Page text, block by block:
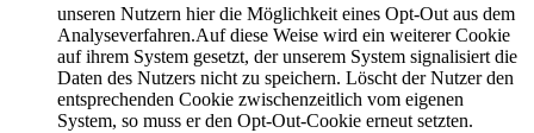
unseren Nutzern hier die Möglichkeit eines Opt-Out aus dem
Analyseverfahren.Auf diese Weise wird ein weiterer Cookie
auf ihrem System gesetzt, der unserem System signalisiert die
Daten des Nutzers nicht zu speichern. Löscht der Nutzer den
entsprechenden Cookie zwischenzeitlich vom eigenen
System, so muss er den Opt-Out-Cookie erneut setzten.